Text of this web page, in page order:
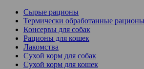
Сырые рационы
Термически обработанные рационы
Консервы для собак
Рационы для кошек
Лакомства
Сухой корм для собак
Сухой корм для кошек